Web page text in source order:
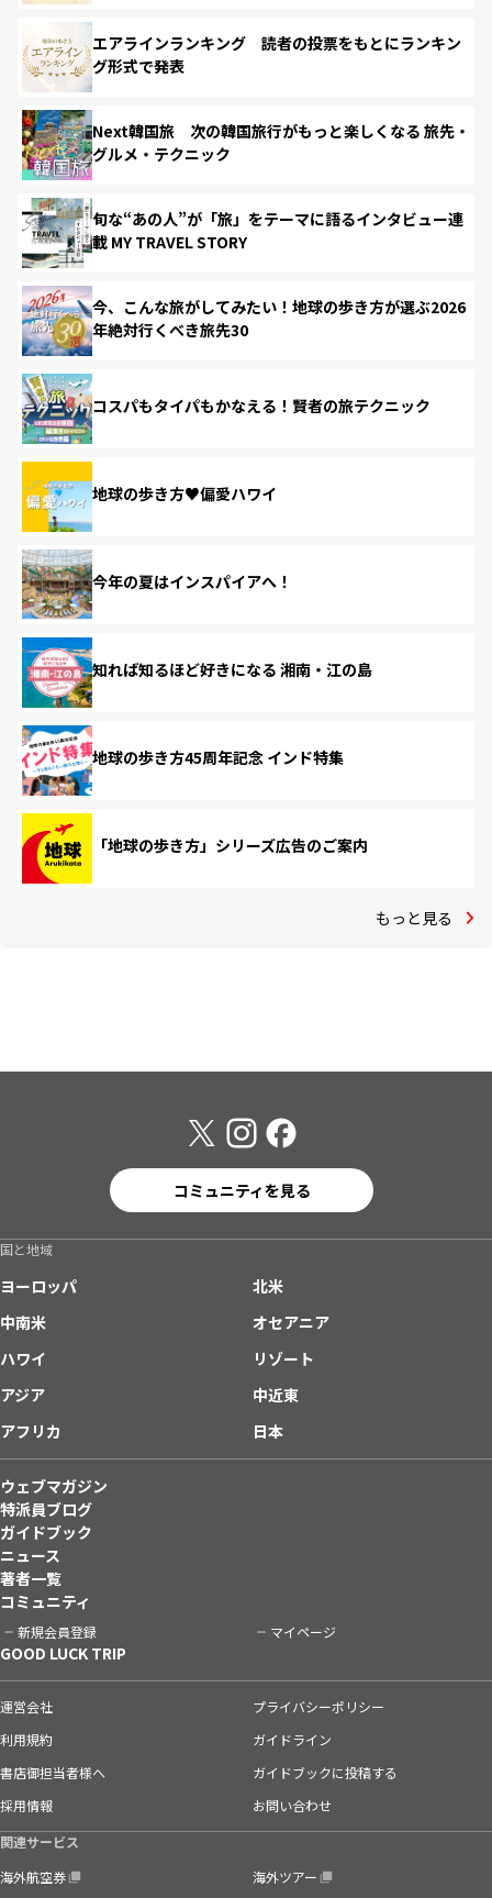
エアラインランキング 読者の投票をもとにランキン
グ形式で発表
Next韓国旅 次の韓国旅行がもっと楽しくなる 旅先・
グルメ・テクニック
旬な“あの人”が「旅」をテーマに語るインタビュー連
載 MY TRAVEL STORY
今、こんな旅がしてみたい！地球の歩き方が選ぶ2026
年絶対行くべき旅先30
コスパもタイパもかなえる！賢者の旅テクニック
地球の歩き方♥偏愛ハワイ
今年の夏はインスパイアへ！
知れば知るほど好きになる 湘南・江の島
地球の歩き方45周年記念 インド特集
「地球の歩き方」シリーズ広告のご案内
もっと見る
コミュニティを見る
国と地域
ヨーロッパ
北米
中南米
オセアニア
ハワイ
リゾート
アジア
中近東
アフリカ
日本
ウェブマガジン
特派員ブログ
ガイドブック
ニュース
著者一覧
コミュニティ
新規会員登録 マイページ
GOOD LUCK TRIP
運営会社
プライバシーポリシー
利用規約
ガイドライン
書店御担当者様へ
ガイドブックに投稿する
採用情報
お問い合わせ
関連サービス
海外航空券
海外ツアー